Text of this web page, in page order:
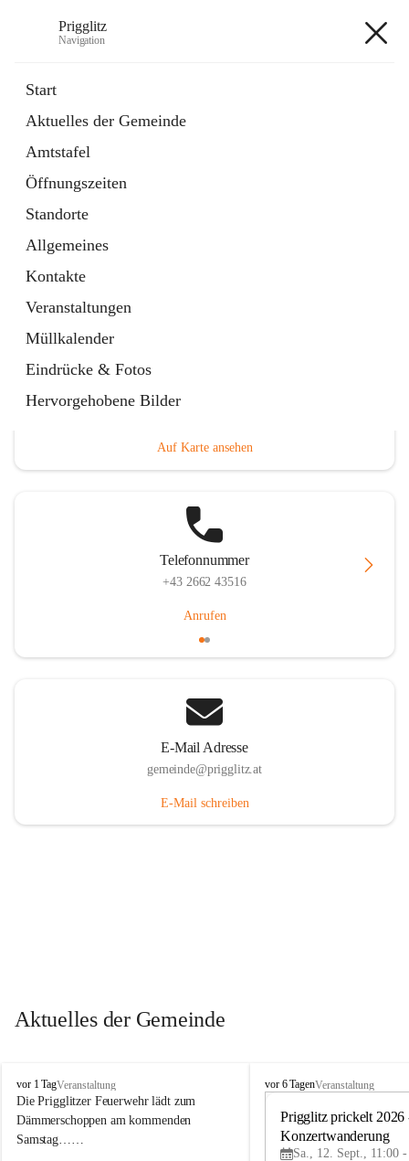
Prigglitz
Navigation
Start
Aktuelles der Gemeinde
Amtstafel
Öffnungszeiten
Standorte
Allgemeines
Kontakte
Veranstaltungen
Müllkalender
Eindrücke & Fotos
Hervorgehobene Bilder
Externe Webseite
in
Tab
Gemeindezeitung
Ordner
öffnet
in
neuem
Tab
Hauptadresse
Auf Karte ansehen
Telefonnummer
+43 2662 43516
Anrufen
E-Mail Adresse
gemeinde@prigglitz.at
E-Mail schreiben
Aktuelles der Gemeinde
P
r
i
g
vor 1 TagVeranstaltung
Die Prigglitzer Feuerwehr lädt zum
Dämmerschoppen am kommenden
Samstag……
P
vor 6 TagenVeranstaltung
Prigglitz prickelt 2026
Konzertwanderung
Sa., 12. Sept., 11:00